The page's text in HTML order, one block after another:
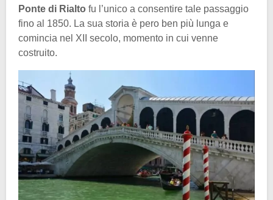
Ponte di Rialto fu l’unico a consentire tale passaggio
fino al 1850. La sua storia è pero ben più lunga e
comincia nel XII secolo, momento in cui venne
costruito.